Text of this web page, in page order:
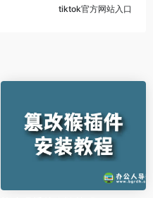
tiktok官方网站入口